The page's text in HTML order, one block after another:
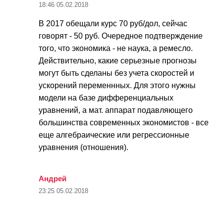
18:46 05.02.2018
В 2017 обещали курс 70 руб/дол, сейчас
говорят - 50 руб. Очередное подтверждение
того, что экономика - не наука, а ремесло.
Действительно, какие серьезные прогнозы
могут быть сделаны без учета скоростей и
ускорений переменнных. Для этого нужны
модели на базе дифференциальных
уравнений, а мат. аппарат подавляющего
большинства современных экономистов - все
еще алгебраические или регрессионные
уравнения (отношения).
Андрей
23:25 05.02.2018